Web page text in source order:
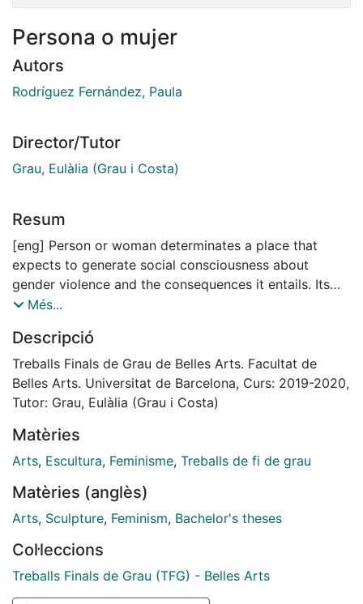
Persona o mujer
Autors
Rodríguez Fernández, Paula
Director/Tutor
Grau, Eulàlia (Grau i Costa)
Resum
[eng] Person or woman determinates a place that
expects to generate social consciousness about
gender violence and the consequences it entails. Its
purpose its emphasize this violence as structural and
common background, uncovering the diferent ways to
reproduce the inequality that has been perpetuated
and recognizing the rights that were traditionally
denied to women. This activist message is built from
the one that we lived before Covid-19 and the current
one, that contemplates a much more vulnerable
[spa] Persona o Mujer define un espacio que pretende
generar una consciencia social sobre la violencia de
es subrayar esta violencia como estructural y trazar
una crítica desde la experiencia personal hasta el
fondo común, destapando las formas de reproducción
Més...
Descripció
Treballs Finals de Grau de Belles Arts. Facultat de
Belles Arts. Universitat de Barcelona, Curs: 2019-2020,
Tutor: Grau, Eulàlia (Grau i Costa)
Matèries
Arts, Escultura, Feminisme, Treballs de fi de grau
Matèries (anglès)
Arts, Sculpture, Feminism, Bachelor's theses
Col·leccions
Treballs Finals de Grau (TFG) - Belles Arts